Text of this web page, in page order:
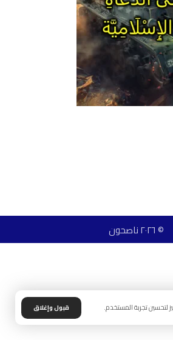
© ٢٠٢٦ ناصحون
لتحسين تجربة المستخدم. قبول وإغلاق